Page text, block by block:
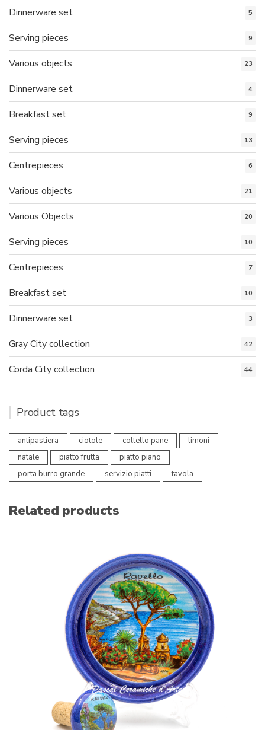
Dinnerware set 5
Serving pieces 9
Various objects 23
Dinnerware set 4
Breakfast set 9
Serving pieces 13
Centrepieces 6
Various objects 21
Various Objects 20
Serving pieces 10
Centrepieces 7
Breakfast set 10
Dinnerware set 3
Gray City collection 42
Corda City collection 44
Product tags
antipastiera ciotole coltello pane
limoni
natale
piatto frutta
piatto piano
porta burro grande
servizio piatti tavola
Related products